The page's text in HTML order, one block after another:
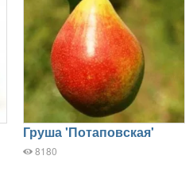
Груша 'Потаповская'
8180